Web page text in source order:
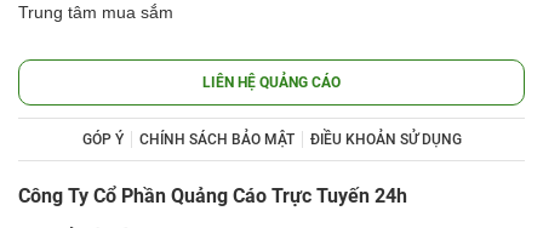
Trung tâm mua sắm
LIÊN HỆ QUẢNG CÁO
GÓP Ý CHÍNH SÁCH BẢO MẬT ĐIỀU KHOẢN SỬ DỤNG
Công Ty Cổ Phần Quảng Cáo Trực Tuyến 24h